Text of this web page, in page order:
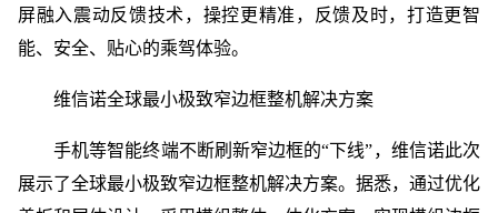
屏融入震动反馈技术，操控更精准，反馈及时，打造更智
能、安全、贴心的乘驾体验。
维信诺全球最小极致窄边框整机解决方案
手机等智能终端不断刷新窄边框的“下线”，维信诺此次
展示了全球最小极致窄边框整机解决方案。据悉，通过优化